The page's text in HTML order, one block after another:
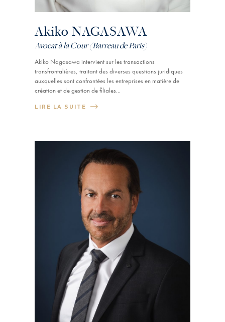
Akiko NAGASAWA
Avocat à la Cour (Barreau de Paris)
Akiko Nagasawa intervient sur les transactions
transfrontalières, traitant des diverses questions juridiques
auxquelles sont confrontées les entreprises en matière de
création et de gestion de filiales...
LIRE LA SUITE